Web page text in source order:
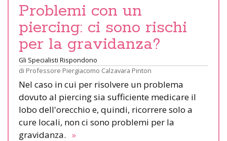
Problemi con un
piercing: ci sono rischi
per la gravidanza?
Gli Specialisti Rispondono
di Professore Piergiacomo Calzavara Pinton
Nel caso in cui per risolvere un problema
dovuto al piercing sia sufficiente medicare il
lobo dell'orecchio e, quindi, ricorrere solo a
cure locali, non ci sono problemi per la
gravidanza. »